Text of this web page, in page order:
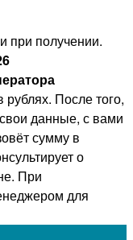
при получении.
После того,
данные, с вами
сумму в
о
При
для